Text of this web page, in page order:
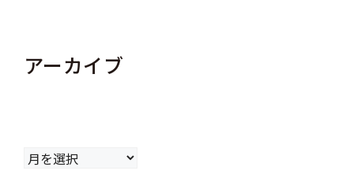
アーカイブ
ア